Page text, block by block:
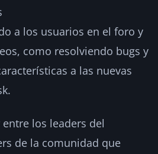
a los usuarios en el foro y
como resolviendo bugs y
a las nuevas
los leaders del
de la comunidad que